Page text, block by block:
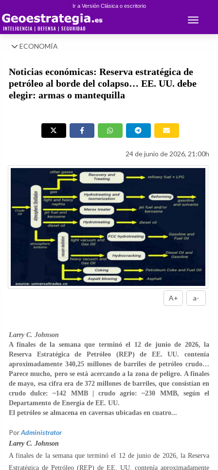
Ir a Versión Clásica o escritorio
Toggle
ECONOMÍA
Noticias económicas: Reserva estratégica de
petróleo al borde del colapso… EE. UU. debe
elegir: armas o mantequilla
24 de junio de 2026, 21:00h
A+ a-
Larry C. Johnson
A finales de la semana que terminó el 12 de junio de 2026, la
Reserva Estratégica de Petróleo (REP) de EE. UU. contenía
aproximadamente 340,25 millones de barriles de petróleo crudo…
Parece mucho, pero se está acercando a la zona de peligro. A finales
de mayo, esa cifra era de 372 millones de barriles, que consistían en
crudo dulce: ~142 MMB | crudo agrio: ~230 MMB, según el
Departamento de Energía de EE. UU.
El petróleo se almacena en cavernas ubicadas en cuatro...
PorAdministrator
Larry C. Johnson
A finales de la semana que terminó el 12 de junio de 2026, la Reserva
Estratégica de Petróleo (REP) de EE. UU. contenía aproximadamente